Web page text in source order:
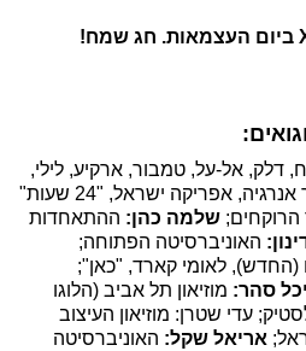
דלק, אל-על, טמבור, ארקיע, לילי,
הבימה, הביטוח הלאומי, דור אנרגיה, אפריקה ישראל, "24 שעות"
הרוקחים; שלמה כהן: ההתאחדות
האוניברסיטה הפתוחה;
(החדש), לאומי קארד, "כאן";
סהר: מוזיאון תל אביב (הלוגו
עדי שטרן: מוזיאון העיצוב
אריאל שקל: האוניברסיטה